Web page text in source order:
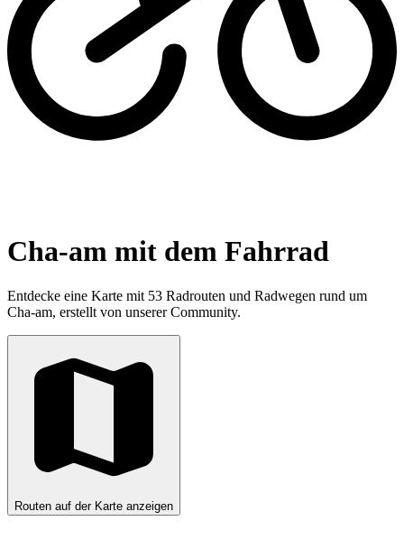
Cha-am mit dem Fahrrad
Entdecke eine Karte mit 53 Radrouten und Radwegen rund um
Cha-am, erstellt von unserer Community.
Routen auf der Karte anzeigen